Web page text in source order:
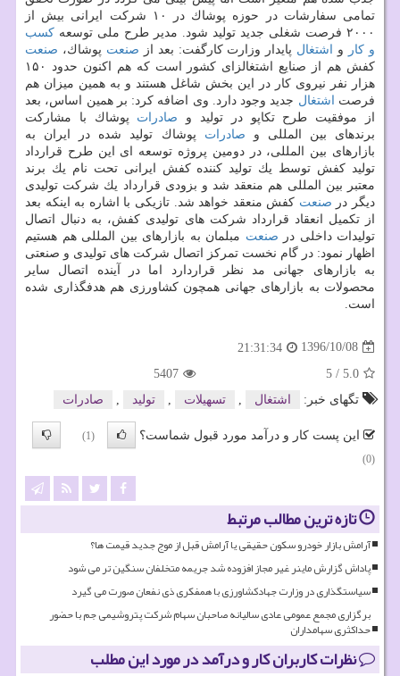
تمامی سفارشات در حوزه پوشاك در ۱۰ شركت ایرانی بیش از
۲۰۰۰ فرصت شغلی جدید تولید شود. مدیر طرح ملی توسعه
كسب
و كار
و اشتغال پایدار وزارت كارگفت: بعد از صنعت پوشاك، صنعت
كفش هم از صنایع اشتغالزای كشور است كه هم اكنون حدود ۱۵۰
هزار نفر نیروی كار در این بخش شاغل هستند و به همین میزان هم
فرصت
اشتغال جدید وجود دارد. وی اضافه كرد: بر همین اساس، بعد
از موفقیت طرح تكاپو در تولید و صادرات پوشاك با مشاركت
برندهای بین المللی و صادرات پوشاك تولید شده در ایران به
بازارهای بین المللی، در دومین پروژه توسعه ای این طرح قرارداد
تولید كفش توسط یك تولید كننده كفش ایرانی تحت نام یك برند
معتبر بین المللی هم منعقد شد و بزودی قرارداد یك شركت تولیدی
دیگر در صنعت كفش منعقد خواهد شد. تازیكی با اشاره به اینكه بعد
از تكمیل انعقاد قرارداد شركت های تولیدی كفش، به دنبال اتصال
تولیدات داخلی در صنعت مبلمان به بازارهای بین المللی هم هستیم
اظهار نمود: در گام نخست تمركز اتصال شركت های تولیدی و صنعتی
به بازارهای جهانی مد نظر قراردارد اما در آینده اتصال سایر
محصولات به بازارهای جهانی همچون كشاورزی هم هدفگذاری شده
است.
1396/10/08
21:31:34
5.0
/
5
5407
تگهای خبر:
اشتغال , تسهیلات , تولید , صادرات
این پست کار و درآمد مورد قبول شماست؟
(1)
(0)
تازه ترین مطالب مرتبط
آرامش بازار خودرو سکون حقیقی یا آرامش قبل از موج جدید قیمت ها؟
پاداش گزارش ماینر غیر مجاز افزوده شد جریمه متخلفان سنگین تر می شود
سیاستگذاری در وزارت جهادکشاورزی با همفکری ذی نفعان صورت می گیرد
برگزاری مجمع عمومی عادی سالیانه صاحبان سهام شرکت پتروشیمی جم با حضور
حداکثری سهامداران
نظرات کاربران کار و درآمد در مورد این مطلب